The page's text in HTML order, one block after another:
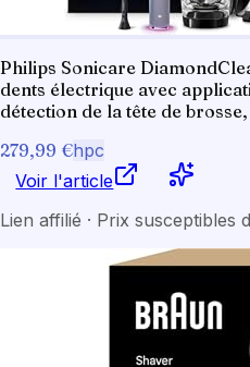
Philips Sonicare
dents électrique avec
détection de la tête de
279,99 €hpc
Voir l'article
Lien affilié · Prix susceptibles